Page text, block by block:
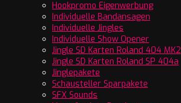
Hookpromo Eigenwerbung
Individuelle Bandansagen
Individuelle Jingles
Individuelle Show Opener
Jingle SD Karten Roland 404 MK2
Jingle SD Karten Roland SP 404a
Jinglepakete
Schausteller Sparpakete
SFX Sounds